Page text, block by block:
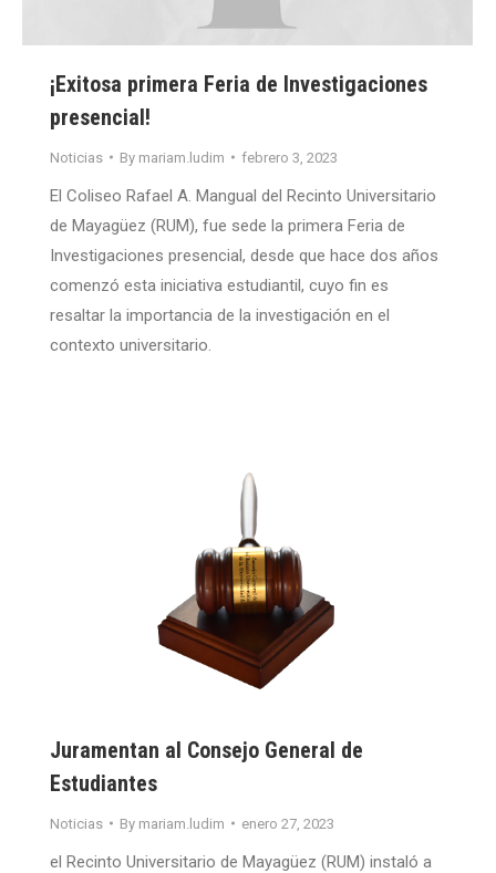
¡Exitosa primera Feria de Investigaciones
presencial!
Noticias By mariam.ludim febrero 3, 2023
El Coliseo Rafael A. Mangual del Recinto Universitario
de Mayagüez (RUM), fue sede la primera Feria de
Investigaciones presencial, desde que hace dos años
comenzó esta iniciativa estudiantil, cuyo fin es
resaltar la importancia de la investigación en el
contexto universitario.
Juramentan al Consejo General de
Estudiantes
Noticias By mariam.ludim enero 27, 2023
el Recinto Universitario de Mayagüez (RUM) instaló a